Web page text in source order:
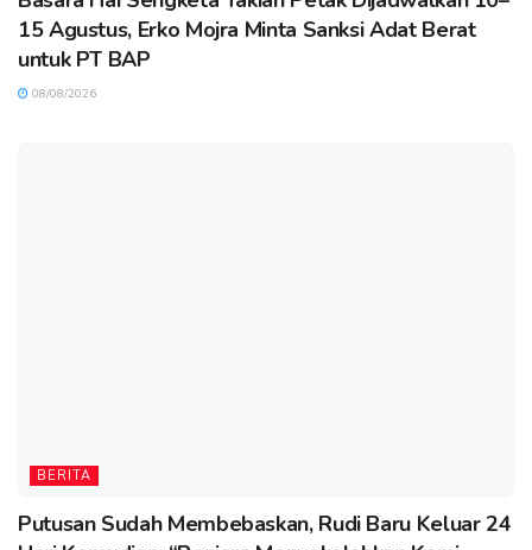
15 Agustus, Erko Mojra Minta Sanksi Adat Berat
untuk PT BAP
08/08/2026
BERITA
Putusan Sudah Membebaskan, Rudi Baru Keluar 24